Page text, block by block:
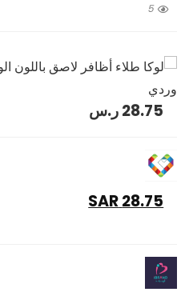
5
28.75ر.س
28.75 SAR